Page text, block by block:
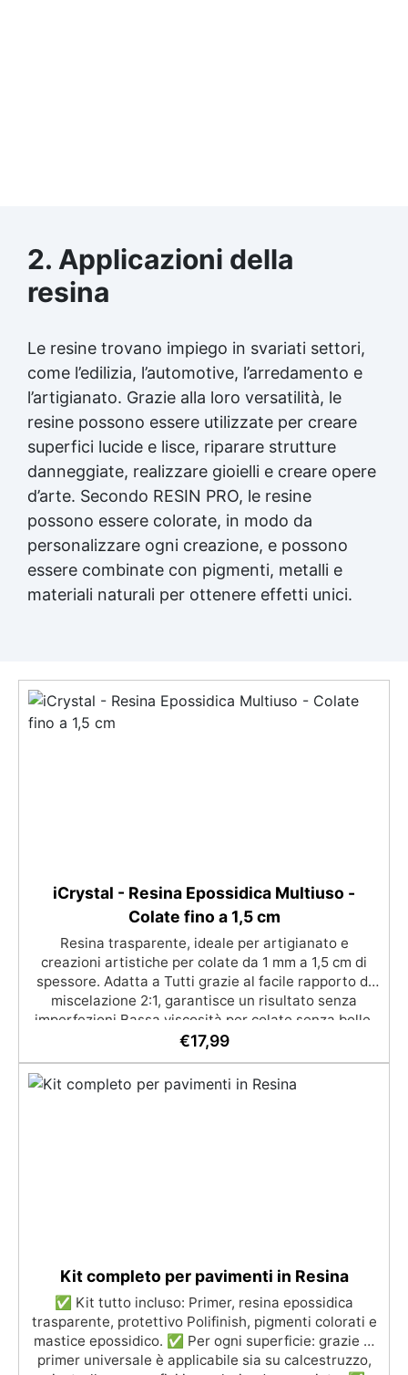
2. Applicazioni della
resina
Le resine trovano impiego in svariati settori,
come l’edilizia, l’automotive, l’arredamento e
l’artigianato. Grazie alla loro versatilità, le
resine possono essere utilizzate per creare
superfici lucide e lisce, riparare strutture
danneggiate, realizzare gioielli e creare opere
d’arte. Secondo RESIN PRO, le resine
possono essere colorate, in modo da
personalizzare ogni creazione, e possono
essere combinate con pigmenti, metalli e
materiali naturali per ottenere effetti unici.
iCrystal - Resina Epossidica Multiuso -
Colate fino a 1,5 cm
Resina trasparente, ideale per artigianato e
creazioni artistiche per colate da 1 mm a 1,5 cm di
spessore. Adatta a Tutti grazie al facile rapporto di
miscelazione 2:1, garantisce un risultato senza
imperfezioni Bassa viscosità per colate senza bolle,
compatibile con legno, silicone, vetro, metallo e altri
per il contatto con la pelle, Bpa Free e senza Solventi
(Voc Free) Superficie lucida, autolivellante e con filtri
€17,99
Kit completo per pavimenti in Resina
✅ Kit tutto incluso: Primer, resina epossidica
trasparente, protettivo Polifinish, pigmenti colorati e
mastice epossidico. ✅ Per ogni superficie: grazie al
primer universale è applicabile sia su calcestruzzo,